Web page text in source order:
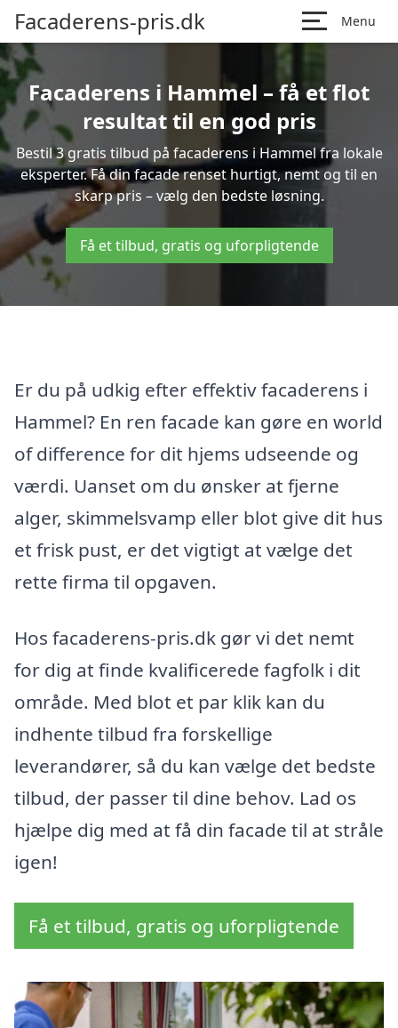
Facaderens-pris.dk Menu
Facaderens i Hammel – få et flot
resultat til en god pris
Bestil 3 gratis tilbud på facaderens i Hammel fra lokale
eksperter. Få din facade renset hurtigt, nemt og til en
skarp pris – vælg den bedste løsning.
Få et tilbud, gratis og uforpligtende
Er du på udkig efter effektiv facaderens i
Hammel? En ren facade kan gøre en world
of difference for dit hjems udseende og
værdi. Uanset om du ønsker at fjerne
alger, skimmelsvamp eller blot give dit hus
et frisk pust, er det vigtigt at vælge det
rette firma til opgaven.
Hos facaderens-pris.dk gør vi det nemt
for dig at finde kvalificerede fagfolk i dit
område. Med blot et par klik kan du
indhente tilbud fra forskellige
leverandører, så du kan vælge det bedste
tilbud, der passer til dine behov. Lad os
hjælpe dig med at få din facade til at stråle
igen!
Få et tilbud, gratis og uforpligtende